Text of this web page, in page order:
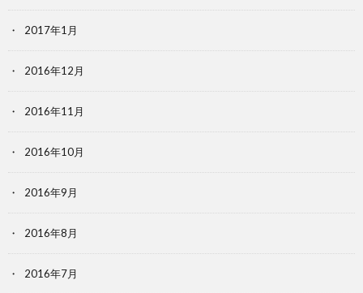
2017年1月
2016年12月
2016年11月
2016年10月
2016年9月
2016年8月
2016年7月